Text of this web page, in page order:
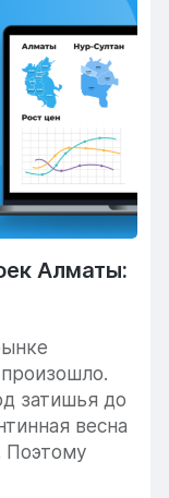
Алматы:
затишья до
весна
Поэтому